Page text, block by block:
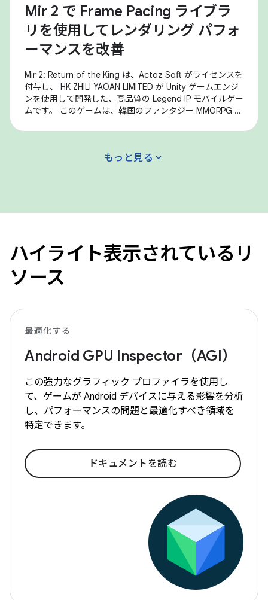
Mir 2 で Frame Pacing ライブラ
リを使用してレンダリング パフォ
ーマンスを改善
Mir 2: Return of the King は、Actoz Soft がライセンスを
付与し、 HK ZHILI YAOAN LIMITED が Unity ゲームエンジ
ンを使用して開発した、高品質の Legend IP モバイルゲー
ムです。 このゲームは、韓国のファンタジー MMORPG を
備の収集、大規模な砂攻撃、その他のコア ゲームプレイ
もっと見る expand_more
ハイライト表示されているリ
ソース
最適化する
Android GPU Inspector（AGI）
この強力なグラフィック プロファイラを使用し
て、ゲームが Android デバイスに与える影響を分析
し、パフォーマンスの問題と最適化すべき領域を
特定できます。
ドキュメントを読む